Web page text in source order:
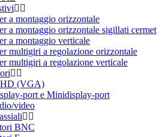
a montaggio orizzontale
a montaggio orizzontale sigillati cermet
a montaggio verticale
multigiri a regolazione orizzontale
multigiri a regolazione verticale
(VGA)
port e Minidisplay-port
video
BNC